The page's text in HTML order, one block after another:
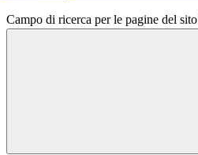
Campo di ricerca per le pagine del sito